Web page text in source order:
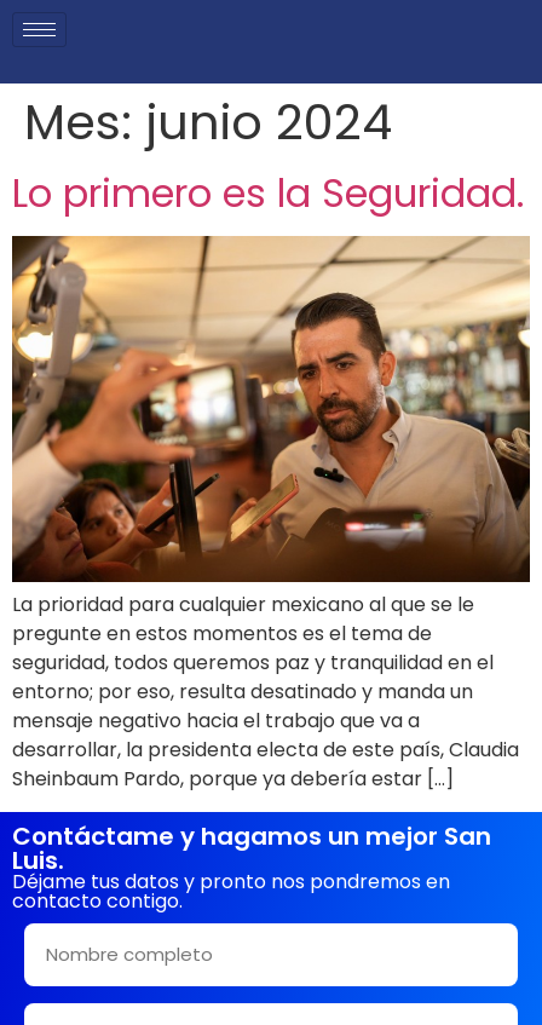
Mes: junio 2024
Lo primero es la Seguridad.
La prioridad para cualquier mexicano al que se le
pregunte en estos momentos es el tema de
seguridad, todos queremos paz y tranquilidad en el
entorno; por eso, resulta desatinado y manda un
mensaje negativo hacia el trabajo que va a
desarrollar, la presidenta electa de este país, Claudia
Sheinbaum Pardo, porque ya debería estar […]
Contáctame y hagamos un mejor San
Luis.
Déjame tus datos y pronto nos pondremos en
contacto contigo.